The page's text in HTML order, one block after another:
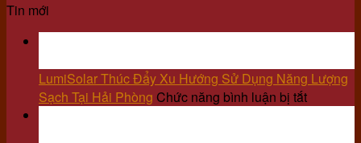
Tin mới
LumiSolar Thúc Đẩy Xu Hướng Sử Dụng Năng Lượng
Sạch Tại Hải Phòng Chức năng bình luận bị tắtở